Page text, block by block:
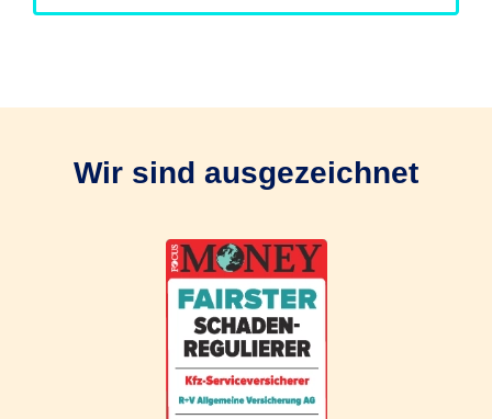
Wir sind ausgezeichnet